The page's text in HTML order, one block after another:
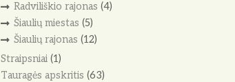
Radviliškio rajonas (4)
Šiaulių miestas (5)
Šiaulių rajonas (12)
Straipsniai (1)
Tauragės apskritis (63)